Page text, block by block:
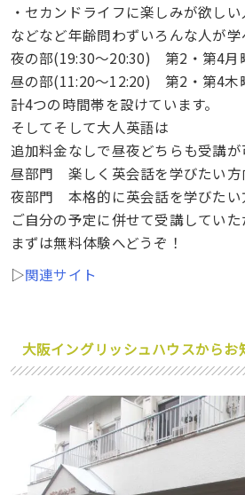
・セカンドライフに楽しみが欲しい
などなど年齢問わずいろんな人が学
夜の部(19:30～20:30) 第2・第4月
昼の部(11:20～12:20) 第2・第4木
計4つの時間帯を設けています。
そしてそして大人英語は
追加料金なしで昼夜どちらも受講が
昼部門 楽しく英会話を学びたい方
夜部門 本格的に英会話を学びたい
ご自分の予定に併せて受講していた
まずは無料体験へどうぞ！
▷関連サイト
大阪イングリッシュハウスからお